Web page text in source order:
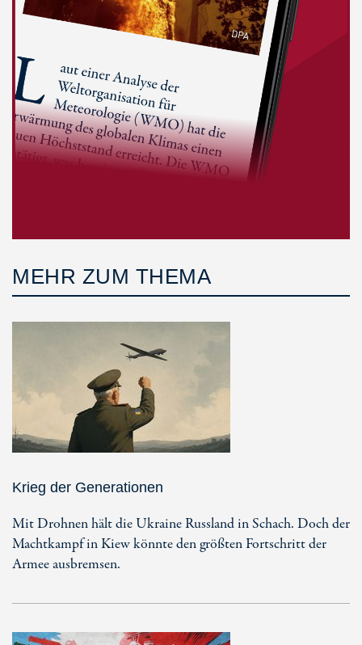
MEHR ZUM THEMA
Krieg der Generationen
Mit Drohnen hält die Ukraine Russland in Schach. Doch der
Machtkampf in Kiew könnte den größten Fortschritt der
Armee ausbremsen.